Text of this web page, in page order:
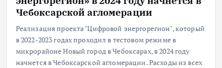
Чебоксарской агломерации
Реализация проекта "Цифровой энергорегион", который
в 2022-2023 годах проходил в тестовом режиме в
микрорайоне Новый город в Чебоксарах, в 2024 году
начнется в Чебоксарской агломерации. Расходы из всех